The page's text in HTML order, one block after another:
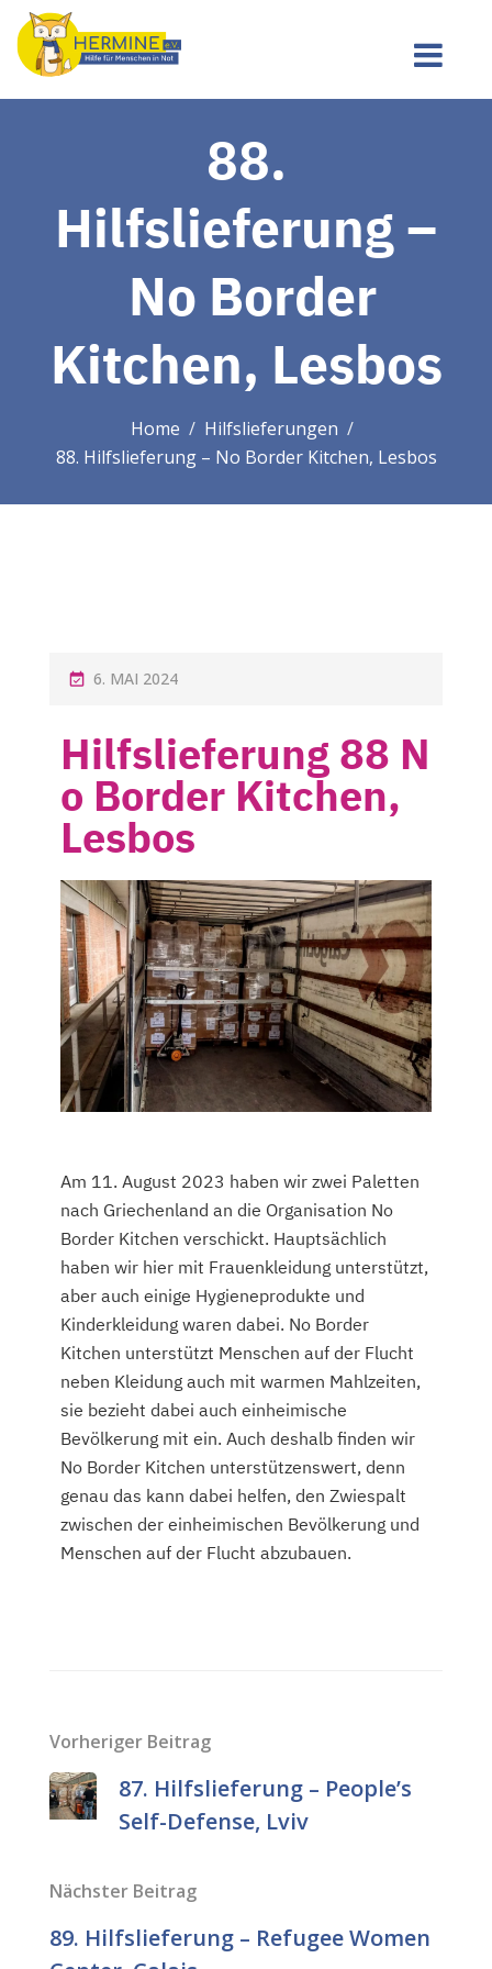
88.
Hilfslieferung –
No Border
Kitchen, Lesbos
Home
Hilfslieferungen
88. Hilfslieferung – No Border Kitchen, Lesbos
6. MAI 2024
Hilfslieferung 88 N
o Border Kitchen,
Lesbos
Am 11. August 2023 haben wir zwei Paletten
nach Griechenland an die Organisation No
Border Kitchen verschickt. Hauptsächlich
haben wir hier mit Frauenkleidung unterstützt,
aber auch einige Hygieneprodukte und
Kinderkleidung waren dabei. No Border
Kitchen unterstützt Menschen auf der Flucht
neben Kleidung auch mit warmen Mahlzeiten,
sie bezieht dabei auch einheimische
Bevölkerung mit ein. Auch deshalb finden wir
No Border Kitchen unterstützenswert, denn
genau das kann dabei helfen, den Zwiespalt
zwischen der einheimischen Bevölkerung und
Menschen auf der Flucht abzubauen.
Vorheriger Beitrag
87. Hilfslieferung – People’s
Self-Defense, Lviv
Nächster Beitrag
89. Hilfslieferung – Refugee Women